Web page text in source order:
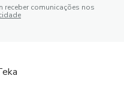
receber comunicações nos